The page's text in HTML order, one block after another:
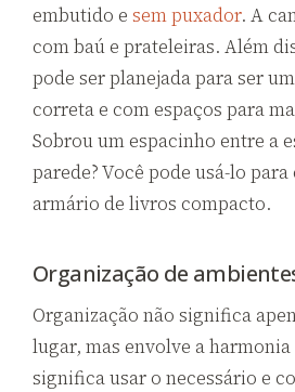
embutido e sem puxador. A
com baú e prateleiras. Além
pode ser planejada para ser
correta e com espaços para
Sobrou um espacinho entre a
parede? Você pode usá-lo
armário de livros compacto.
Organização de
Organização não significa
lugar, mas envolve a
significa usar o necessário e